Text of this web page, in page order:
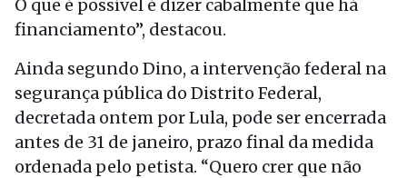
O que é possível é dizer cabalmente que há
financiamento”, destacou.
Ainda segundo Dino, a intervenção federal na
segurança pública do Distrito Federal,
decretada ontem por Lula, pode ser encerrada
antes de 31 de janeiro, prazo final da medida
ordenada pelo petista. “Quero crer que não